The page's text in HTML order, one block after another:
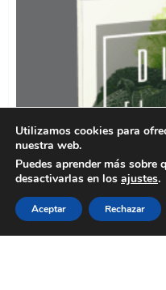
Utilizamos cookies para
nuestra web.
Puedes aprender más
desactivarlas en los ajustes.
Aceptar Rechazar